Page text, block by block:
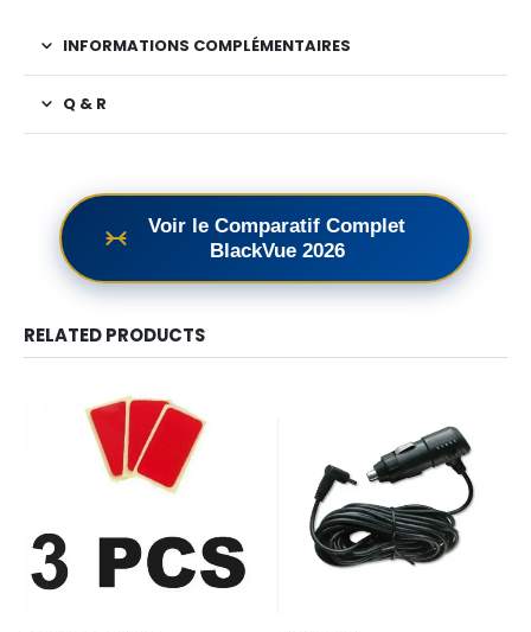
INFORMATIONS COMPLÉMENTAIRES
Q & R
Voir le Comparatif Complet
BlackVue 2026
RELATED PRODUCTS